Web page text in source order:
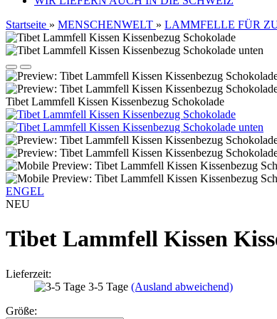
Startseite » MENSCHENWELT » LAMMFELLE FÜR
Tibet Lammfell Kissen Kissenbezug Schokolade
ENGEL
NEU
Tibet Lammfell Kissen
Lieferzeit:
3-5 Tage (Ausland abweichend)
Größe: